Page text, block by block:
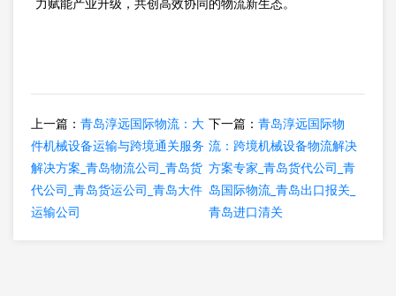
上一篇： 青岛淳远国际物流：大
件机械设备运输与跨境通关服务
解决方案_青岛物流公司_青岛货
代公司_青岛货运公司_青岛大件
运输公司
下一篇： 青岛淳远国际物
流：跨境机械设备物流解决
方案专家_青岛货代公司_青
岛国际物流_青岛出口报关_
青岛进口清关